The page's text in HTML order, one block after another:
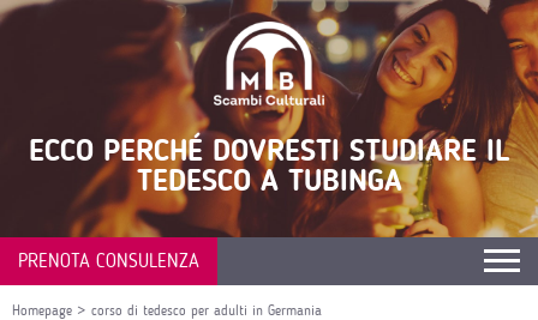
ECCO PERCHÉ DOVRESTI STUDIARE IL
TEDESCO A TUBINGA
PRENOTA CONSULENZA
Homepage > corso di tedesco per adulti in Germania